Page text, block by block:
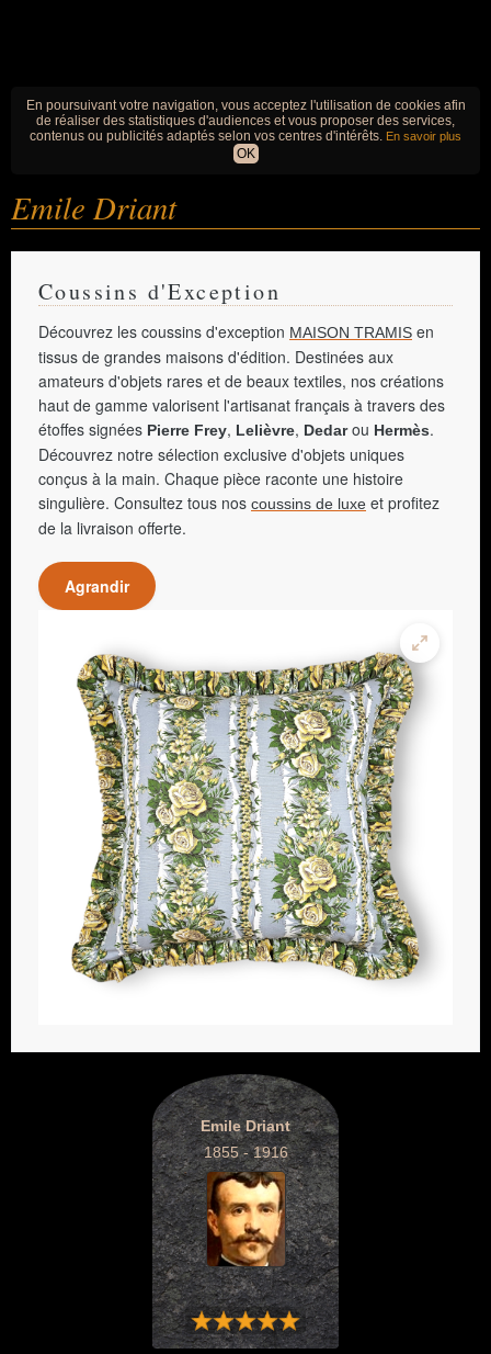
En poursuivant votre navigation, vous acceptez l'utilisation de cookies afin
de réaliser des statistiques d'audiences et vous proposer des services,
contenus ou publicités adaptés selon vos centres d'intérêts. En savoir plus
OK
Emile Driant
Coussins d'Exception
Découvrez les coussins d'exception MAISON TRAMIS en
tissus de grandes maisons d'édition. Destinées aux
amateurs d'objets rares et de beaux textiles, nos créations
haut de gamme valorisent l'artisanat français à travers des
étoffes signées Pierre Frey, Lelièvre, Dedarou Hermès.
Découvrez notre sélection exclusive d'objets uniques
conçus à la main. Chaque pièce raconte une histoire
singulière. Consultez tous nos coussins de luxe et profitez
de la livraison offerte.
Agrandir
Emile Driant
1855 - 1916